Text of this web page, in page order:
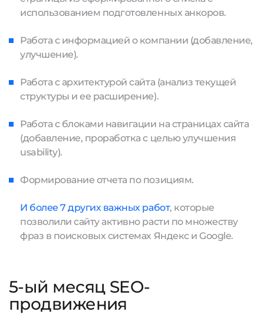
использованием подготовленных анкоров.
Работа с информацией о компании (добавление,
улучшение).
Работа с архитектурой сайта (анализ текущей
структуры и ее расширение).
Работа с блоками навигации на страницах сайта
(добавление, проработка с целью улучшения
usability).
Формирование отчета по позициям.
И более 7 других важных работ, которые
позволили сайту активно расти по множеству
фраз в поисковых системах Яндекс и Google.
5-ый месяц SEO-
продвижения